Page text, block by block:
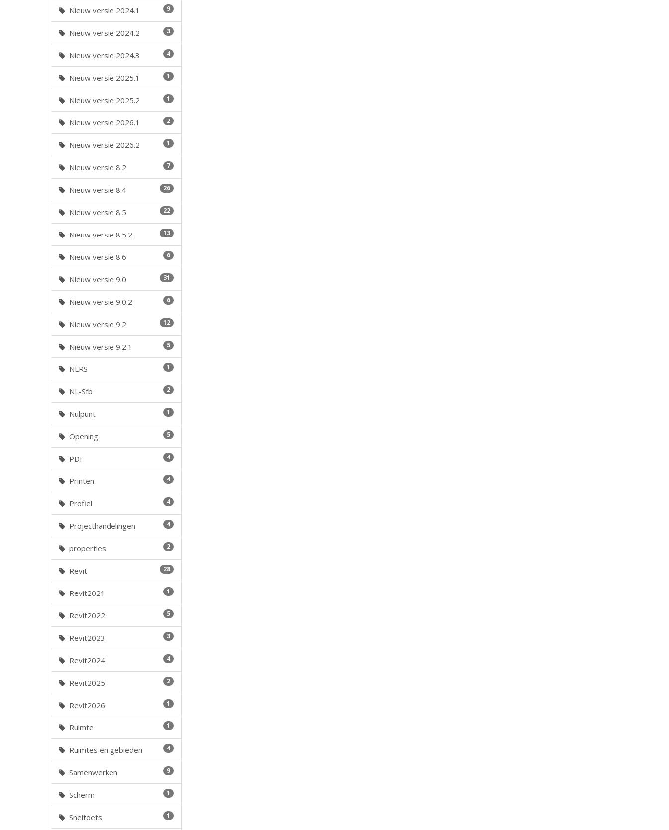
9
Nieuw versie 2024.1
3
Nieuw versie 2024.2
4
Nieuw versie 2024.3
1
Nieuw versie 2025.1
1
Nieuw versie 2025.2
2
Nieuw versie 2026.1
1
Nieuw versie 2026.2
7
Nieuw versie 8.2
26
Nieuw versie 8.4
22
Nieuw versie 8.5
13
Nieuw versie 8.5.2
6
Nieuw versie 8.6
31
Nieuw versie 9.0
6
Nieuw versie 9.0.2
12
Nieuw versie 9.2
5
Nieuw versie 9.2.1
1
NLRS
2
NL-Sfb
1
Nulpunt
5
Opening
4
PDF
4
Printen
4
Profiel
4
Projecthandelingen
2
properties
28
Revit
1
Revit2021
5
Revit2022
3
Revit2023
4
Revit2024
2
Revit2025
1
Revit2026
1
Ruimte
4
Ruimtes en gebieden
9
Samenwerken
1
Scherm
1
Sneltoets